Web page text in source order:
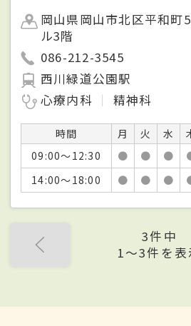
岡山県岡山市北区平和町
ル3階
086-212-3545
西川緑道公園駅
心療内科
精神科
時間 月 火 水
09:00～12:30
● ● ●
14:00～18:00
● ● ●
3件中
1〜3件を表